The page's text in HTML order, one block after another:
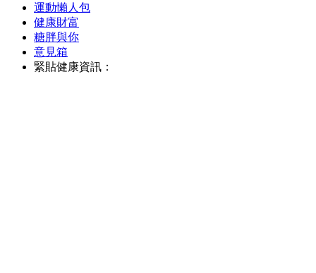
運動懶人包
健康財富
糖胖與你
意見箱
緊貼健康資訊：